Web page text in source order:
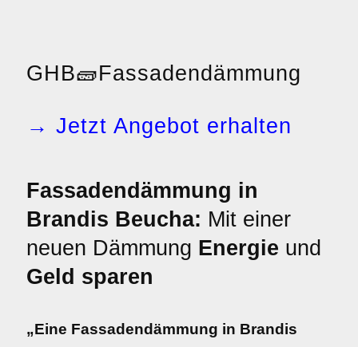
GHB🧱Fassadendämmung
→ Jetzt Angebot erhalten
Fassadendämmung in
Brandis Beucha: Mit einer
neuen Dämmung Energie und
Geld sparen
„Eine Fassadendämmung in Brandis